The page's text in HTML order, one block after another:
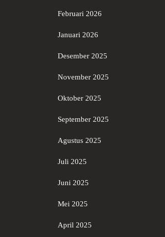
Februari 2026
Januari 2026
Desember 2025
November 2025
Oktober 2025
September 2025
Agustus 2025
Juli 2025
Juni 2025
Mei 2025
April 2025